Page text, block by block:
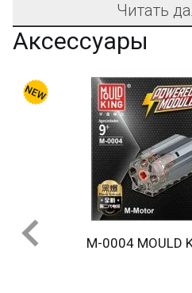
Читать
Аксессуары
M-0004 MOULD